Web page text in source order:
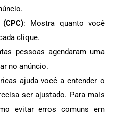
: Mostra quanto você
clique.
pessoas agendaram uma
no anúncio.
ajuda você a entender o
ser ajustado. Para mais
evitar erros comuns em